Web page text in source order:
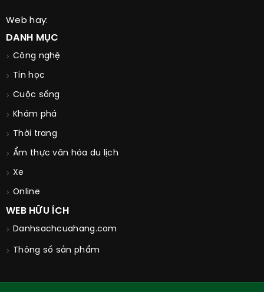
Web hay:
DANH MỤC
Công nghệ
Tin học
Cuộc sống
Khám phá
Thời trang
Ẩm thực văn hóa du lịch
Xe
Online
WEB HỮU ÍCH
Danhsachcuahang.com
Thông số sản phẩm